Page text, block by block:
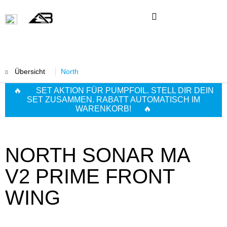
Übersicht North
🔥 SET AKTION FÜR PUMPFOIL. STELL DIR DEIN
SET ZUSAMMEN. RABATT AUTOMATISCH IM
WARENKORB! 🔥
NORTH SONAR MA
V2 PRIME FRONT
WING